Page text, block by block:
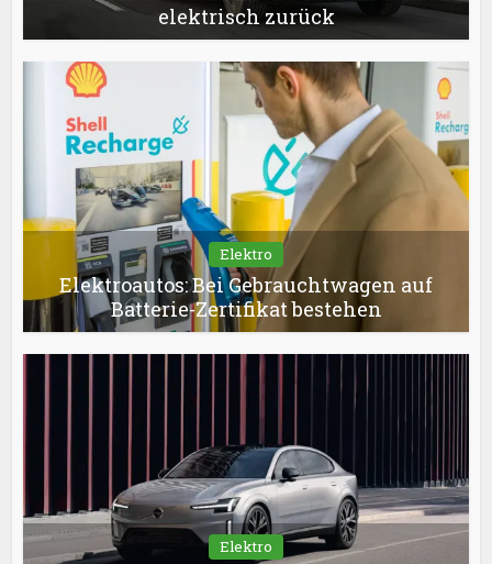
elektrisch zurück
Elektro
Elektroautos: Bei Gebrauchtwagen auf
Batterie-Zertifikat bestehen
Elektro